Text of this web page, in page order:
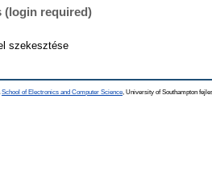
(login required)
szekesztése
School of Electronics and Computer Science , University of Southampton